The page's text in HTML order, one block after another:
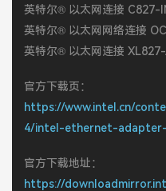
英特尔® 以太网连接 C827-
英特尔® 以太网网络连接
英特尔® 以太网连接 XL827-
官方下载页：
https://www.intel.cn/
4/intel-ethernet-
官方下载地址：
https://